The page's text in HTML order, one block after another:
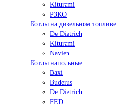
Kiturami
РЗКО
Котлы на дизельном топливе
De Dietrich
Kiturami
Navien
Котлы напольные
Baxi
Buderus
De Dietrich
FED